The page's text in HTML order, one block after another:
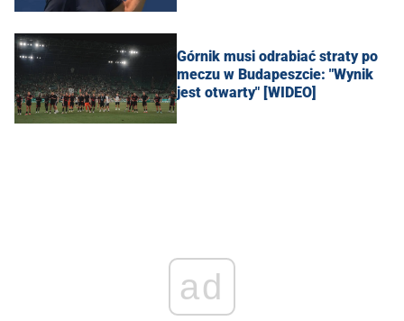
Górnik musi odrabiać straty po
meczu w Budapeszcie: "Wynik
jest otwarty" [WIDEO]
ad